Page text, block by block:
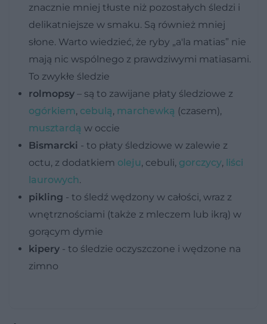
znacznie mniej tłuste niż pozostałych śledzi i
delikatniejsze w smaku. Są również mniej
słone. Warto wiedzieć, że ryby „a'la matias” nie
mają nic wspólnego z prawdziwymi matiasami.
To zwykłe śledzie
rolmopsy – są to zawijane płaty śledziowe z
ogórkiem, cebulą, marchewką (czasem),
musztardą w occie
Bismarcki - to płaty śledziowe w zalewie z
octu, z dodatkiem oleju, cebuli, gorczycy, liści
laurowych.
pikling - to śledź wędzony w całości, wraz z
wnętrznościami (także z mleczem lub ikrą) w
gorącym dymie
kipery - to śledzie oczyszczone i wędzone na
zimno